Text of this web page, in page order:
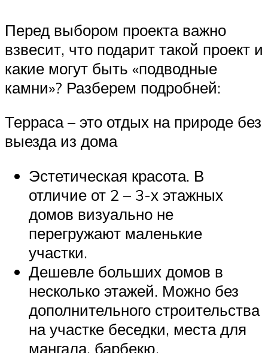
Перед выбором проекта важно
взвесит, что подарит такой проект и
какие могут быть «подводные
камни»? Разберем подробней:
Терраса – это отдых на природе без
выезда из дома
Эстетическая красота. В
отличие от 2 – 3-х этажных
домов визуально не
перегружают маленькие
участки.
Дешевле больших домов в
несколько этажей. Можно без
дополнительного строительства
на участке беседки, места для
мангала, барбекю.